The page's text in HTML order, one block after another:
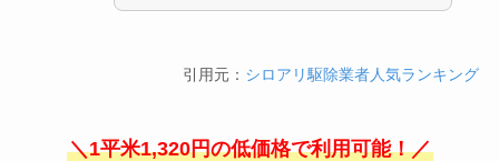
引用元： シロアリ駆除業者人気ランキング
＼1平米1,320円の低価格で利用可能！／